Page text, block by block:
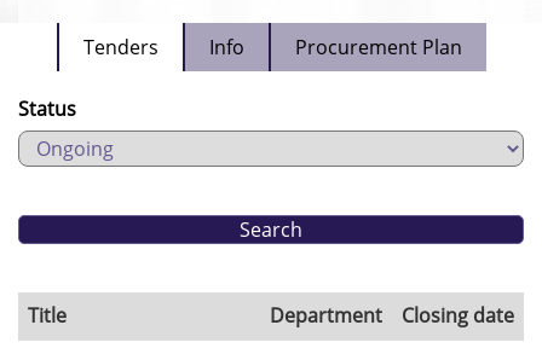
Tenders Info Procurement Plan
Status
Title Department
Closing date